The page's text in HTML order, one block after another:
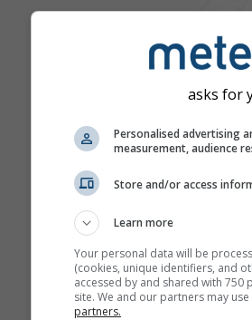
asks for
Personalised advertising
measurement, audience
Store and/or access
Learn more
Your personal data will be
(cookies, unique identifiers, and
accessed by and shared with
site. We and our partners may
partners.